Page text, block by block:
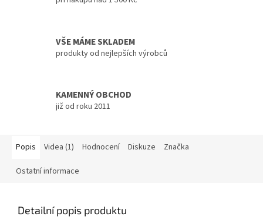
VŠE MÁME SKLADEM
produkty od nejlepších výrobců
KAMENNÝ OBCHOD
již od roku 2011
Popis Videa (1) Hodnocení Diskuze Značka
Ostatní informace
Detailní popis produktu